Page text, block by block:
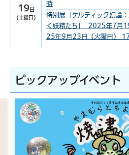
19 日
（土曜日）
時
特別展「ケルティック幻譚
く妖精たち」 2025年7月
25年9月23日（火曜日）
ピックアップイベント